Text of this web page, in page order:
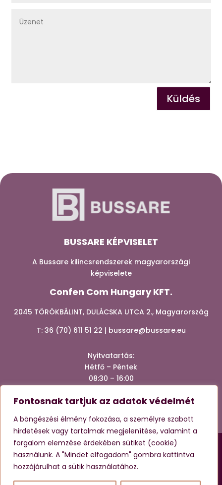
Fontosnak tartjuk az adatok védelmét
A böngészési élmény fokozása, a személyre szabott
hirdetések vagy tartalmak megjelenítése, valamint a
forgalom elemzése érdekében sütiket (cookie)
használunk. A "Mindet elfogadom" gombra kattintva
hozzájárulhat a sütik használatához.
Küldés
BUSSARE KÉPVISELET
A Bussare kilincsrendszerek magyarországi
képviselete
Confen Com Hungary KFT.
2045 TÖRÖKBÁLINT, DULÁCSKA UTCA 2., Magyarország
T: 36 (70) 611 51 22 | bussare@bussare.eu
Nyitvatartás:
Hétfő – Péntek
08:30 – 16:00

Ez az oldal reCAPTCHA-val védett, és a GoogleAdatvédelmi
irányelveiésSzolgáltatási feltételei